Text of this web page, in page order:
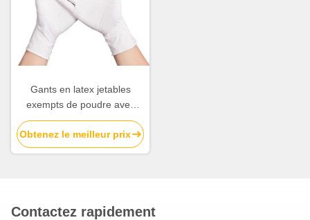
Gants en latex jetables
exempts de poudre avec
poignée texturée au bout
des doigts et certifiés CE
EN455
Obtenez le meilleur prix
Contactez rapidement